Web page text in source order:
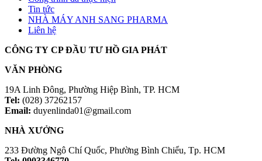
Tin tức
NHÀ MÁY ANH SANG PHARMA
Liên hệ
CÔNG TY CP ĐẦU TƯ HỒ GIA PHÁT
VĂN PHÒNG
19A Linh Đông, Phường Hiệp Bình, TP. HCM
Tel: (028) 37262157
Email: duyenlinda01@gmail.com
NHÀ XƯỞNG
233 Đường Ngô Chí Quốc, Phường Bình Chiểu, Tp. HCM